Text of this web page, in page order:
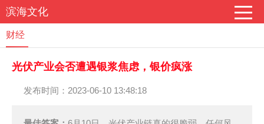
滨海文化
财经
光伏产业会否遭遇银浆焦虑，银价疯涨
发布时间：2023-06-10 13:48:18